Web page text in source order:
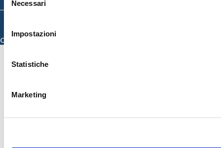
delNecessari
Impostazioni
Statistiche
Marketing
Specializzazione)
Credits